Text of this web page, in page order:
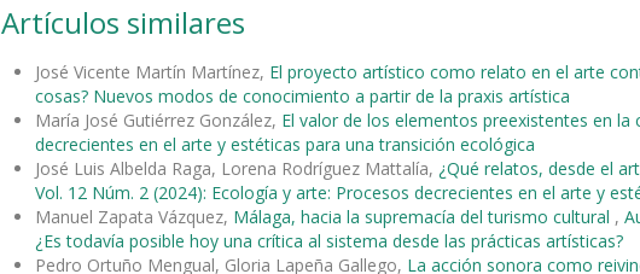
Artículos similares
José Vicente Martín Martínez, El proyecto artístico como relato en el arte
cosas? Nuevos modos de conocimiento a partir de la praxis artística
María José Gutiérrez González, El valor de los elementos preexistentes en la
decrecientes en el arte y estéticas para una transición ecológica
José Luis Albelda Raga, Lorena Rodríguez Mattalía, ¿Qué relatos, desde el
Vol. 12 Núm. 2 (2024): Ecología y arte: Procesos decrecientes en el arte y
Manuel Zapata Vázquez, Málaga, hacia la supremacía del turismo cultural ,
¿Es todavía posible hoy una crítica al sistema desde las prácticas artísticas?
Pedro Ortuño Mengual, Gloria Lapeña Gallego, La acción sonora como